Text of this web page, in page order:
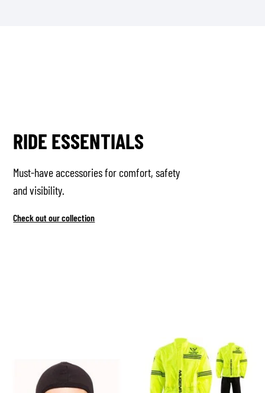
RIDE ESSENTIALS
Must-have accessories for comfort, safety
and visibility.
Check out our collection